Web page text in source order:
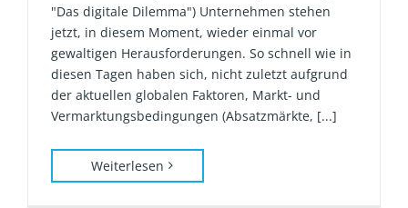
"Das digitale Dilemma") Unternehmen stehen
jetzt, in diesem Moment, wieder einmal vor
gewaltigen Herausforderungen. So schnell wie in
diesen Tagen haben sich, nicht zuletzt aufgrund
der aktuellen globalen Faktoren, Markt- und
Vermarktungsbedingungen (Absatzmärkte, [...]
Weiterlesen